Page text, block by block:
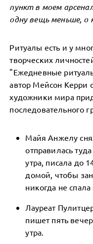
пункт в моем
одну вещь меньше,
Ритуалы есть и у
творческих
"Ежедневные
автор Мейсон Керри
художники мира
последовательного
Майя Анжелу
отправилась
утра, писала до
домой, чтобы
никогда не спала
Лауреат
пишет пять
утра.